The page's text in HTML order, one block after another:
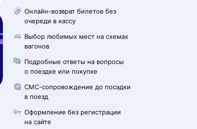
Онлайн-возврат билетов без
очереди в кассу
Выбор любимых мест на схемах
вагонов
Подробные ответы на вопросы
о поездке или покупке
СМС-сопровождение до посадки
в поезд
Оформление без регистрации
на сайте